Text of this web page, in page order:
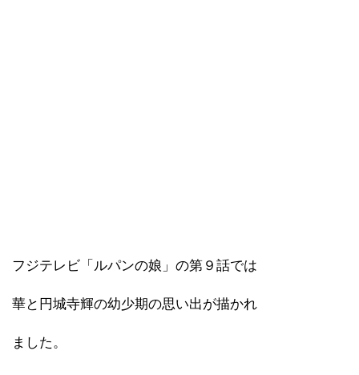
フジテレビ「ルパンの娘」の第９話では
華と円城寺輝の幼少期の思い出が描かれ
ました。